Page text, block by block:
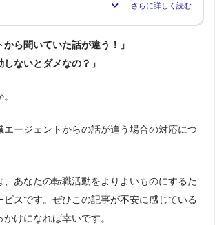
16年の経験から「転職はしっかりとした情報が得
から聞いていた話が違う！」
しないとダメなの？」
エージェントからの話が違う場合の対応につ
、あなたの転職活動をよりよいものにするた
ビスです。ぜひこの記事が不安に感じている
けになれば幸いです。